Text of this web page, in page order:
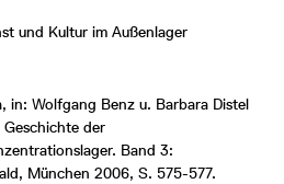
und Kultur im Außenlager
in: Wolfgang Benz u. Barbara Distel
der
Band 3:
München 2006, S. 575-577.